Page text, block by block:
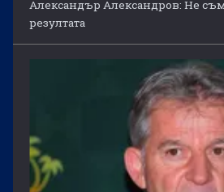
Александър Александров: Не
резултата